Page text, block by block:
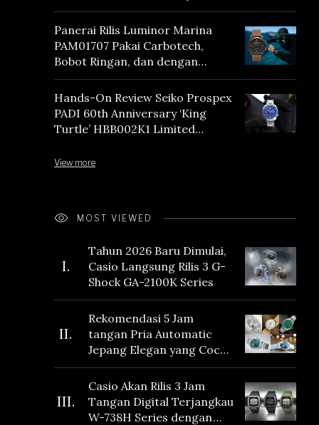
Bracelet
Panerai Rilis Luminor Marina
PAM01707 Pakai Carbotech,
Bobot Ringan, dan dengan
Vintage Vibes
Hands-On Review Seiko Prospex
PADI 60th Anniversary ‘King
Turtle’ HBB002K1 Limited
View more
MOST VIEWED
I.
Tahun 2026 Baru Dimulai,
Casio Langsung Rilis 3 G-
Shock GA-2100K Series
II.
Rekomendasi 5 Jam
tangan Pria Automatic
Jepang Elegan yang Cocok
Dikoleksi di 2026
III.
Casio Akan Rilis 3 Jam
Tangan Digital Terjangkau
W-738H Series dengan